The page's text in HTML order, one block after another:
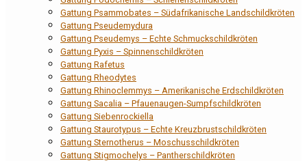
Gattung Psammobates – Südafrikanische Landschildkröten
Gattung Pseudemydura
Gattung Pseudemys – Echte Schmuckschildkröten
Gattung Pyxis – Spinnenschildkröten
Gattung Rafetus
Gattung Rheodytes
Gattung Rhinoclemmys – Amerikanische Erdschildkröten
Gattung Sacalia – Pfauenaugen-Sumpfschildkröten
Gattung Siebenrockiella
Gattung Staurotypus – Echte Kreuzbrustschildkröten
Gattung Sternotherus – Moschusschildkröten
Gattung Stigmochelys – Pantherschildkröten